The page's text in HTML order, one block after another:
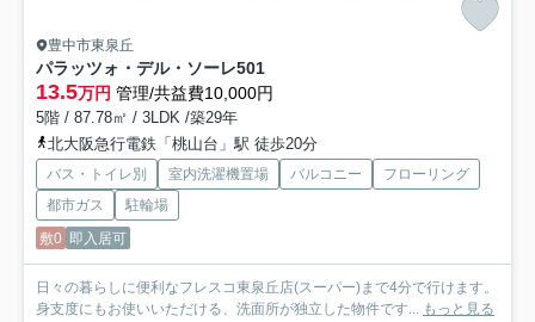
豊中市東泉丘
パラッツォ・デル・ソーレ501
13.5万円 管理/共益費10,000円
5階 / 87.78㎡ / 3LDK /築29年
北大阪急行電鉄「桃山台」駅 徒歩20分
バス・トイレ別 室内洗濯機置場 バルコニー
フローリング
都市ガス
駐輪場
敷0 即入居可
日々の暮らしに便利なフレスコ東泉丘店(スーパー)まで4分で行けます。
身支度にもお使いいただける、洗面所が独立した物件です...
もっと見る